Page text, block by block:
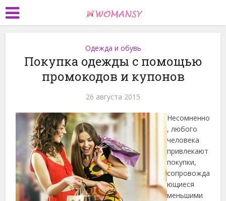
Одежда и обувь
Покупка одежды с помощью
промокодов и купонов
26 августа 2015
Несомненно
, любого
человека
привлекают
покупки,
сопровожда
ющиеся
меньшими